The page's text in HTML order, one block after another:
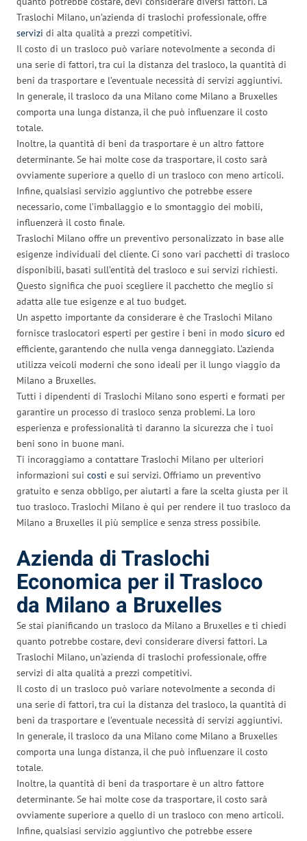
Traslochi Milano, un’azienda di traslochi professionale, offre
servizi di alta qualità a prezzi competitivi.
Il costo di un trasloco può variare notevolmente a seconda di
una serie di fattori, tra cui la distanza del trasloco, la quantità di
beni da trasportare e l’eventuale necessità di servizi aggiuntivi.
In generale, il trasloco da una Milano come Milano a Bruxelles
comporta una lunga distanza, il che può influenzare il costo
totale.
Inoltre, la quantità di beni da trasportare è un altro fattore
determinante. Se hai molte cose da trasportare, il costo sarà
ovviamente superiore a quello di un trasloco con meno articoli.
Infine, qualsiasi servizio aggiuntivo che potrebbe essere
necessario, come l’imballaggio e lo smontaggio dei mobili,
influenzerà il costo finale.
Traslochi Milano offre un preventivo personalizzato in base alle
esigenze individuali del cliente. Ci sono vari pacchetti di trasloco
disponibili, basati sull’entità del trasloco e sui servizi richiesti.
Questo significa che puoi scegliere il pacchetto che meglio si
adatta alle tue esigenze e al tuo budget.
Un aspetto importante da considerare è che Traslochi Milano
fornisce traslocatori esperti per gestire i beni in modo sicuro ed
efficiente, garantendo che nulla venga danneggiato. L’azienda
utilizza veicoli moderni che sono ideali per il lungo viaggio da
Milano a Bruxelles.
Tutti i dipendenti di Traslochi Milano sono esperti e formati per
garantire un processo di trasloco senza problemi. La loro
esperienza e professionalità ti daranno la sicurezza che i tuoi
beni sono in buone mani.
Ti incoraggiamo a contattare Traslochi Milano per ulteriori
informazioni sui costi e sui servizi. Offriamo un preventivo
gratuito e senza obbligo, per aiutarti a fare la scelta giusta per il
tuo trasloco. Traslochi Milano è qui per rendere il tuo trasloco da
Milano a Bruxelles il più semplice e senza stress possibile.
Azienda di Traslochi
Economica per il Trasloco
da Milano a Bruxelles
Se stai pianificando un trasloco da Milano a Bruxelles e ti chiedi
quanto potrebbe costare, devi considerare diversi fattori. La
Traslochi Milano, un’azienda di traslochi professionale, offre
servizi di alta qualità a prezzi competitivi.
Il costo di un trasloco può variare notevolmente a seconda di
una serie di fattori, tra cui la distanza del trasloco, la quantità di
beni da trasportare e l’eventuale necessità di servizi aggiuntivi.
In generale, il trasloco da una Milano come Milano a Bruxelles
comporta una lunga distanza, il che può influenzare il costo
totale.
Inoltre, la quantità di beni da trasportare è un altro fattore
determinante. Se hai molte cose da trasportare, il costo sarà
ovviamente superiore a quello di un trasloco con meno articoli.
Infine, qualsiasi servizio aggiuntivo che potrebbe essere